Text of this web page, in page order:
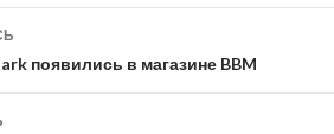
появились в магазине BBM